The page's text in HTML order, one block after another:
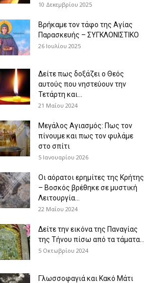
10 Δεκεμβρίου 2025
Βρήκαμε τον τάφο της Αγίας
Παρασκευής – ΣΥΓΚΛΟΝΙΣΤΙΚΟ
26 Ιουλίου 2025
Δείτε πως δοξάζει ο Θεός
αυτούς που νηστεύουν την
Τετάρτη και...
21 Μαΐου 2024
Μεγάλος Αγιασμός: Πως τον
πίνουμε και πως τον φυλάμε
στο σπίτι
5 Ιανουαρίου 2026
Οι αόρατοι ερημίτες της Κρήτης
– Βοσκός βρέθηκε σε μυστική
Λειτουργία...
22 Μαΐου 2024
Δείτε την εικόνα της Παναγίας
της Τήνου πίσω από τα τάματα...
5 Οκτωβρίου 2024
Γλωσσοφαγιά και Κακό Μάτι